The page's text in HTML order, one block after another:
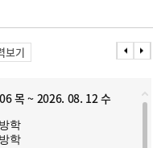
보기
목 ~ 2026. 08. 12 수
학
학